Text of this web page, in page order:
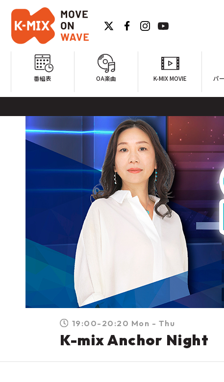
番組表 OA楽曲 K-MIX MOVIE パ
19:00-20:20 Mon - Thu
K-mix Anchor Night